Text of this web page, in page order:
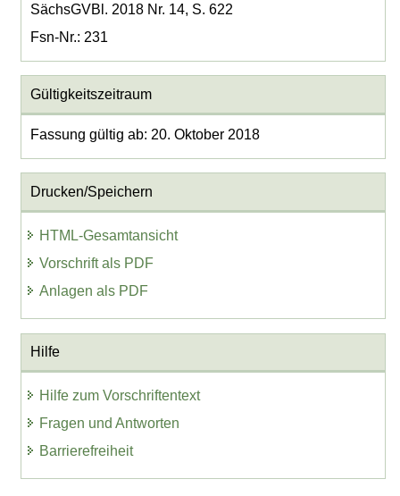
SächsGVBl. 2018 Nr. 14, S. 622
Fsn-Nr.: 231
Gültigkeitszeitraum
Fassung gültig ab: 20. Oktober 2018
Drucken/Speichern
HTML-Gesamtansicht
Vorschrift als PDF
Anlagen als PDF
Hilfe
Hilfe zum Vorschriftentext
Fragen und Antworten
Barrierefreiheit